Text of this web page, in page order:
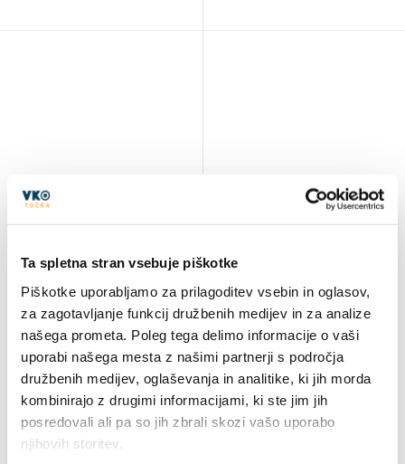
Ta spletna stran vsebuje piškotke
Piškotke uporabljamo za prilagoditev vsebin in oglasov,
za zagotavljanje funkcij družbenih medijev in za analize
našega prometa. Poleg tega delimo informacije o vaši
uporabi našega mesta z našimi partnerji s področja
družbenih medijev, oglaševanja in analitike, ki jih morda
kombinirajo z drugimi informacijami, ki ste jim jih
posredovali ali pa so jih zbrali skozi vašo uporabo
njihovih storitev.